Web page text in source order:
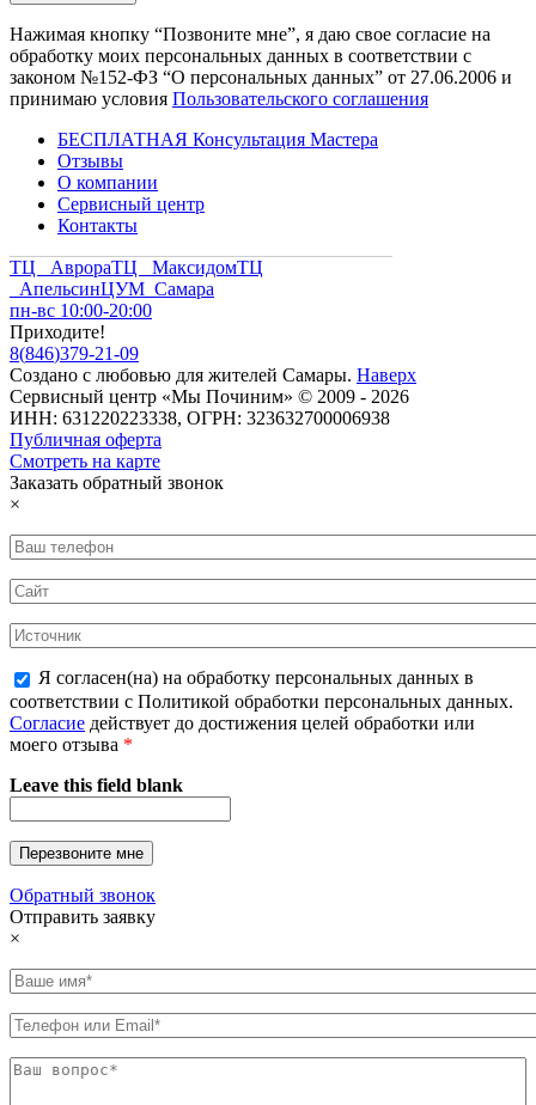
Нажимая кнопку “Позвоните мне”, я даю свое согласие на
обработку моих персональных данных в соответствии с
законом №152-ФЗ “О персональных данных” от 27.06.2006 и
принимаю условия Пользовательского соглашения
БЕСПЛАТНАЯ Консультация Мастера
Отзывы
О компании
Сервисный центр
Контакты
ТЦ АврораТЦ МаксидомТЦ
АпельсинЦУМ Самара
пн-вс 10:00-20:00
Приходите!
8(846)379-21-09
Создано с любовью для жителей Самары. Наверх
Сервисный центр «Мы Починим» © 2009 - 2026
ИНН: 631220223338, ОГРН: 323632700006938
Публичная оферта
Смотреть на карте
Заказать обратный звонок
×
Я согласен(на) на обработку персональных данных в
соответствии с Политикой обработки персональных данных.
Согласие действует до достижения целей обработки или
моего отзыва *
Leave this field blank
Обратный звонок
Отправить заявку
×